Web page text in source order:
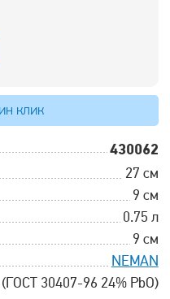
клик
430062
27 см
9 см
0.75 л
9 см
NEMAN
(ГОСТ 30407-96 24% PbO)